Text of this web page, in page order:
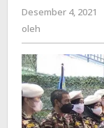
Desember 4, 2021
oleh